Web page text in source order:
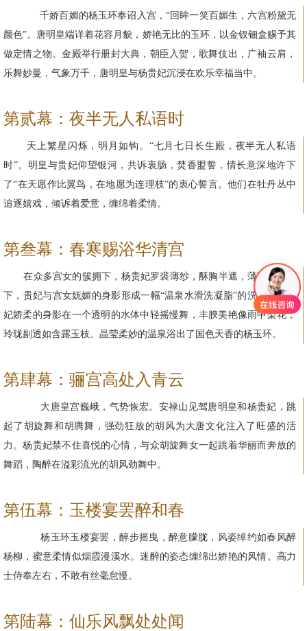
千娇百媚的杨玉环奉诏入宫，“回眸一笑百媚生，六宫粉黛无
颜色”。唐明皇端详着花容月貌，娇艳无比的玉环，以金钗钿盒赐予其
做定情之物。金殿举行册封大典，朝臣入贺，歌舞伎出，广袖云肩，
乐舞妙曼，气象万千，唐明皇与杨贵妃沉浸在欢乐幸福当中。
第贰幕：夜半无人私语时
天上繁星闪烁，明月如钩。“七月七日长生殿，夜半无人私语
时”。明皇与贵妃仰望银河，共诉衷肠，焚香盟誓，情长意深地许下
了“在天愿作比翼鸟，在地愿为连理枝”的衷心誓言。他们在牡丹丛中
追逐嬉戏，倾诉着爱意，缠绵着柔情。
第叁幕：春寒赐浴华清宫
在众多宫女的簇拥下，杨贵妃罗裘薄纱，酥胸半遮，薄薄的水帘
下，贵妃与宫女妩媚的身影形成一幅“温泉水滑洗凝脂”的洗浴图。贵
妃娇柔的身影在一个透明的水体中轻摇慢舞，丰腴美艳像雨中梨花，
玲珑剔透如含露玉枝。晶莹柔妙的温泉浴出了国色天香的杨玉环。
第肆幕：骊宫高处入青云
大唐皇宫巍峨，气势恢宏。安禄山见驾唐明皇和杨贵妃，跳
起了胡旋舞和胡腾舞，强劲狂放的胡风为大唐文化注入了旺盛的活
力。杨贵妃禁不住喜悦的心情，与众胡旋舞女一起跳着华丽而奔放的
舞蹈，陶醉在溢彩流光的胡风劲舞中。
第伍幕：玉楼宴罢醉和春
杨玉环玉楼宴罢，醉步摇曳，醉意朦胧，风姿绰约如春风醉
杨柳，蜜意柔情似烟霞漫溪水。迷醉的姿态缠绵出娇艳的风情。高力
士侍奉左右，不敢有丝毫怠慢。
第陆幕：仙乐风飘处处闻